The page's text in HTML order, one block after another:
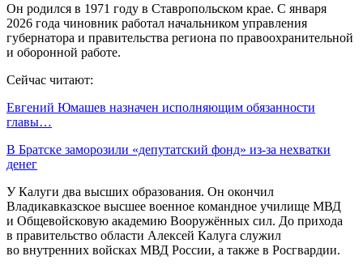
Он родился в 1971 году в Ставропольском крае. С января
2026 года чиновник работал начальником управления
губернатора и правительства региона по правоохранительной
и оборонной работе.
Сейчас читают:
Евгений Юмашев назначен исполняющим обязанности
главы…
В Братске заморозили «депутатский фонд» из‑за нехватки
денег
У Калуги два высших образования. Он окончил
Владикавказское высшее военное командное училище МВД
и Общевойсковую академию Вооружённых сил. До прихода
в правительство области Алексей Калуга служил
во внутренних войсках МВД России, а также в Росгвардии.